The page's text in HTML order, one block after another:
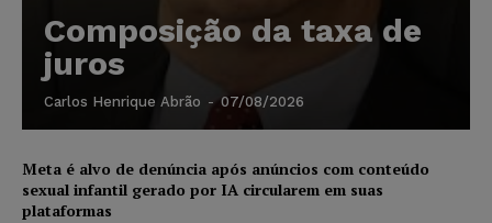
Composição da taxa de
juros
Carlos Henrique Abrão - 07/08/2026
Meta é alvo de denúncia após anúncios com conteúdo
sexual infantil gerado por IA circularem em suas
plataformas